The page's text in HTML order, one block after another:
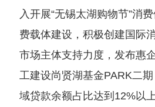
入开展“无锡太湖购物节”消
费载体建设，积极创建国际
市场主体支持力度，发布惠
工建设尚贤湖基金PARK二
域贷款余额占比达到12%以